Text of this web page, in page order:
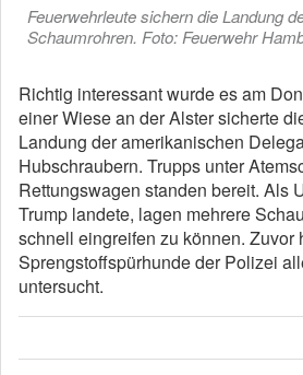
Feuerwehrleute sichern die Landung
Schaumrohren. Foto: Feuerwehr
Richtig interessant wurde es am
einer Wiese an der Alster sicherte
Landung der amerikanischen
Hubschraubern. Trupps unter
Rettungswagen standen bereit. Als
Trump landete, lagen mehrere
schnell eingreifen zu können. Zuvor
Sprengstoffspürhunde der Polizei
untersucht.